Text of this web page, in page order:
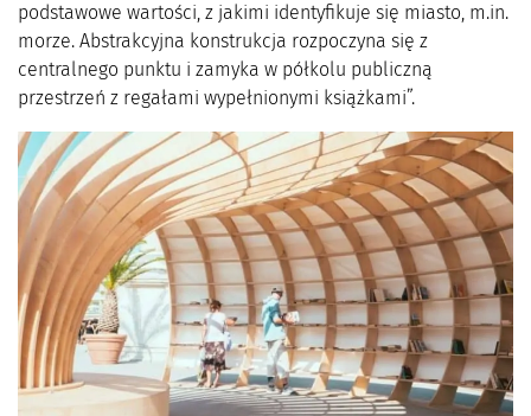
podstawowe wartości, z jakimi identyfikuje się miasto, m.in.
morze. Abstrakcyjna konstrukcja rozpoczyna się z
centralnego punktu i zamyka w półkolu publiczną
przestrzeń z regałami wypełnionymi książkami”.